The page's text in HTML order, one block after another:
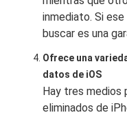
inmediato. Si
buscar es una
Ofrece una
datos de iOS
Hay tres medios
eliminados de